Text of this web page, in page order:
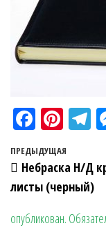
Fa
ce
bo
ok
Pi
nt
er
es
t
a
Предыдущая
ПРЕДЫДУЩАЯ
Небраска Н/Д
листы (черный)
опубликован.